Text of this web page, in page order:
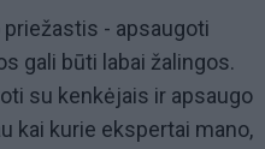
- apsaugoti
gali būti labai žalingos.
su kenkėjais ir apsaugo
kai kurie ekspertai mano,